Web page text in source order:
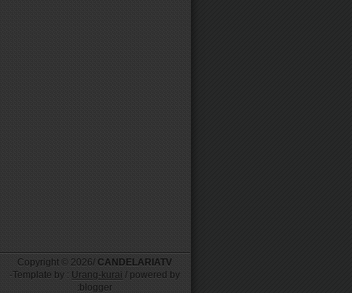
Copyright © 2026/CANDELARIATV
-Template by : Urang-kurai / powered by
:blogger